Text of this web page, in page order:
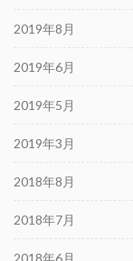
2019年8月
2019年6月
2019年5月
2019年3月
2018年8月
2018年7月